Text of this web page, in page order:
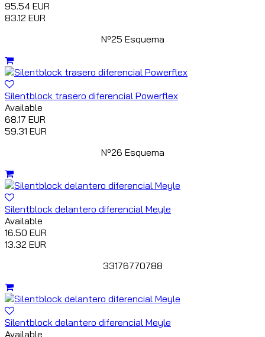
95.54 EUR
83.12 EUR
Nº25 Esquema
Silentblock trasero diferencial Powerflex
Available
68.17 EUR
59.31 EUR
Nº26 Esquema
Silentblock delantero diferencial Meyle
Available
16.50 EUR
13.32 EUR
33176770788
Silentblock delantero diferencial Meyle
Available